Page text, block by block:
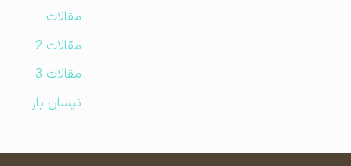
مقالات
مقالات 2
مقالات 3
نیسان بار